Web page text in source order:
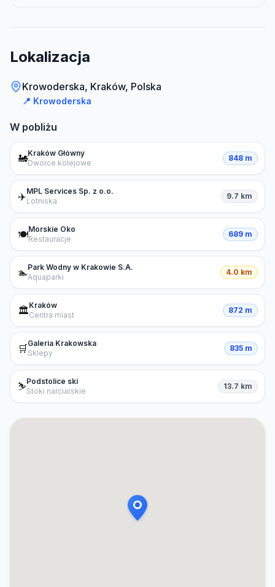
Lokalizacja
Krowoderska, Kraków, Polska
📍 Krowoderska
W pobliżu
🚂Kraków Główny
Dworce kolejowe
848 m
✈️MPL Services Sp. z o.o.
Lotniska
9.7 km
🍽️Morskie Oko
Restauracje
689 m
🏊Park Wodny w Krakowie S.A.
Aquaparki
4.0 km
🏛️Kraków
Centra miast
872 m
🛒Galeria Krakowska
Sklepy
835 m
⛷️Podstolice ski
Stoki narciarskie
13.7 km